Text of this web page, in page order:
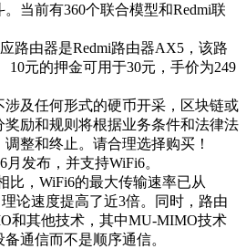
当前有360个联合模型和Redmi联
路由器是Redmi路由器AX5，该路
10元的押金可用于30元，手价为249
及任何形式的硬币开采，区块链或
励和规则将根据业务条件和法律法
整和终止。请合理选择购买！
发布，并支持WiFi6。
比，WiFi6的最大传输速率已从
理论速度提高了近3倍。同时，路由
和其他技术，其中MU-MIMO技术
通信而不是顺序通信。